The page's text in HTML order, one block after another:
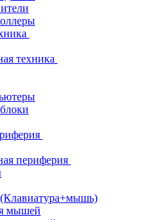
техника
периферия
мышей